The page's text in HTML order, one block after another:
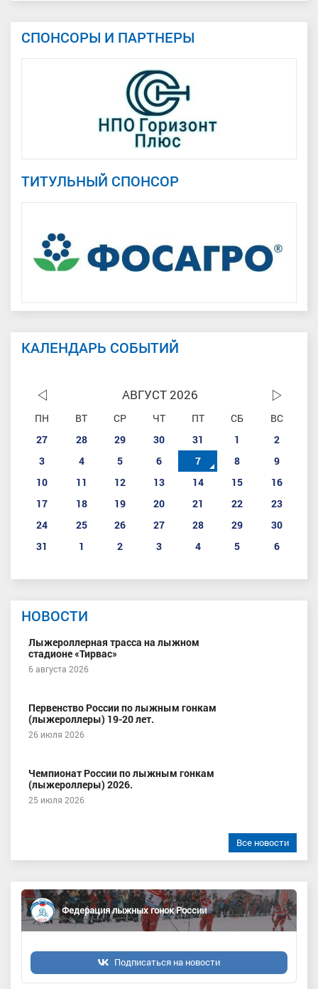
СПОНСОРЫ И ПАРТНЕРЫ
ТИТУЛЬНЫЙ СПОНСОР
КАЛЕНДАРЬ СОБЫТИЙ
АВГУСТ 2026
ПН ВТ СР ЧТ ПТ СБ
ВС
27
28 29 30 31 1
2
3
4 5 6 7 8
9
10
11 12 13 14 15
16
17
18 19 20 21 22
23
24
25 26 27 28 29
30
31
1 2 3 4 5 6
НОВОСТИ
Лыжероллерная трасса на лыжном
стадионе «Тирвас»
6 августа 2026
Первенство России по лыжным гонкам
(лыжероллеры) 19-20 лет.
26 июля 2026
Чемпионат России по лыжным гонкам
(лыжероллеры) 2026.
25 июля 2026
Все новости
Федерация лыжных гонок России
Подписаться на новости